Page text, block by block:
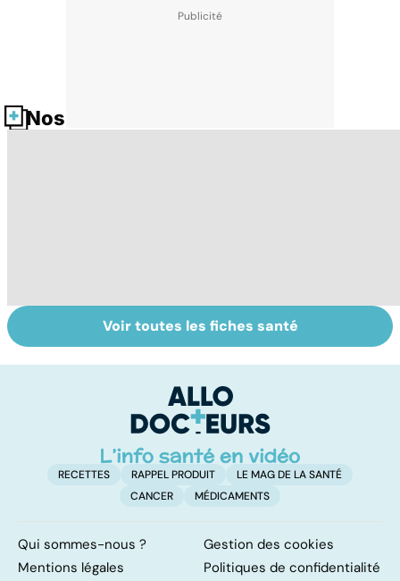
Nos fiches santé
Faire du sport à
domicile, c'est
Don de gamètes :
le pour et le
levée de
l'anonymat
Voir toutes les fiches santé
RECETTES RAPPEL PRODUIT
LE MAG DE LA SANTÉ
CANCER
MÉDICAMENTS
Qui sommes-nous ?
Gestion des cookies
Mentions légales
Politiques de confidentialité